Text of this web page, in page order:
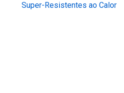
Super-Resistentes ao Calor